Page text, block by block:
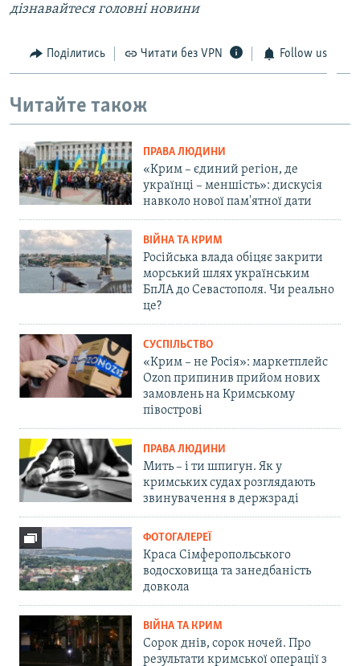
дізнавайтеся головні новини
Поділитись Читати без VPN Follow us
Читайте також
ПРАВА ЛЮДИНИ
«Крим – єдиний регіон, де
українці – меншість»: дискусія
навколо нової пам'ятної дати
ВІЙНА ТА КРИМ
Російська влада обіцяє закрити
морський шлях українським
БпЛА до Севастополя. Чи реально
це?
СУСПІЛЬСТВО
«Крим – не Росія»: маркетплейс
Ozon припинив прийом нових
замовлень на Кримському
півострові
ПРАВА ЛЮДИНИ
Мить – і ти шпигун. Як у
кримських судах розглядають
звинувачення в держзраді
ФОТОГАЛЕРЕЇ
Краса Сімферопольського
водосховища та занедбаність
довкола
ВІЙНА ТА КРИМ
Сорок днів, сорок ночей. Про
результати кримської операції з